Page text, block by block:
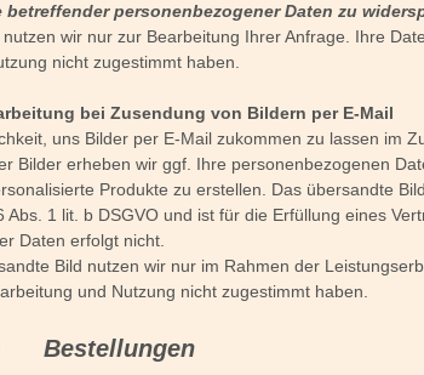
betreffender personenbezogener Daten zu
wir nur zur Bearbeitung Ihrer Anfrage. Ihre
nicht zugestimmt haben.
bei Zusendung von Bildern per E-Mail
uns Bilder per E-Mail zukommen zu lassen im
Bilder erheben wir ggf. Ihre personenbezogenen
Produkte zu erstellen. Das übersandte
Abs. 1 lit. b DSGVO und ist für die Erfüllung eines
Daten erfolgt nicht.
Bild nutzen wir nur im Rahmen der
und Nutzung nicht zugestimmt haben.
Bestellungen